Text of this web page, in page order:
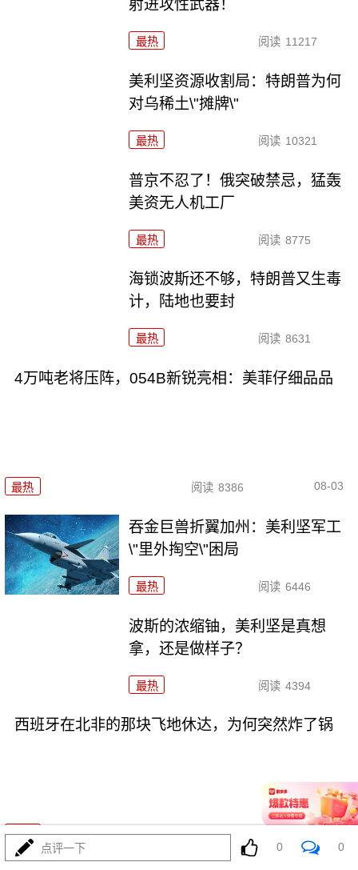
射进攻性武器！
最热 阅读 11217
美利坚资源收割局：特朗普为何
对乌稀土\"摊牌\"
最热 阅读 10321
普京不忍了！俄突破禁忌，猛轰
美资无人机工厂
最热 阅读 8775
海锁波斯还不够，特朗普又生毒
计，陆地也要封
最热 阅读 8631
4万吨老将压阵，054B新锐亮相：美菲仔细品品
最热 阅读 8386 08-03
吞金巨兽折翼加州：美利坚军工
\"里外掏空\"困局
最热 阅读 6446
波斯的浓缩铀，美利坚是真想
拿，还是做样子？
最热 阅读 4394
西班牙在北非的那块飞地休达，为何突然炸了锅
最热 阅读 4009
点评一下 0 0